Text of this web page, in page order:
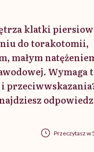
klatki
do torakotomii,
małym
Wymaga
Przeczytasz w